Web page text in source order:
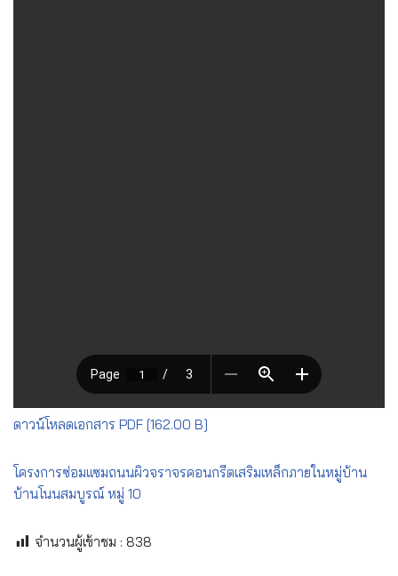
ดาวน์โหลดเอกสาร PDF [162.00 B]
โครงการซ่อมแซมถนนผิวจราจรคอนกรีตเสริมเหล็กภายในหมู่บ้าน
บ้านโนนสมบูรณ์ หมู่ 10
จำนวนผู้เข้าชม : 838